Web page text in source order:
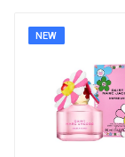
NEW